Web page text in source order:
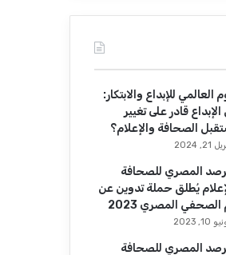
العالمي للإبداع والابتكار:
قادر على تغيير
الصحافة والإعلام؟
21, 2024
المصري للصحافة
يُطلق حملة تدوين عن
الصحفي المصري 2023
10, 2023
المصري للصحافة